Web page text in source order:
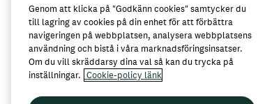
Här kan du köpa Garant
Genom att klicka på "Godkänn cookies" samtycker du
till lagring av cookies på din enhet för att förbättra
navigeringen på webbplatsen, analysera webbplatsens
användning och bistå i våra marknadsföringsinsatser.
Om du vill skräddarsy dina val så kan du trycka på
inställningar. Cookie-policy länk